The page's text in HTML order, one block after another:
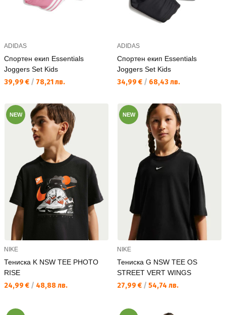
ADIDAS
Спортен екип Essentials
Joggers Set Kids
Текуща цена:
39,99 € / 78,21 лв.
ADIDAS
Спортен екип Essentials
Joggers Set Kids
Текуща цена:
34,99 € / 68,43 лв.
NEW
NIKE
Тениска K NSW TEE PHOTO
RISE
Текуща цена:
24,99 € / 48,88 лв.
NEW
NIKE
Тениска G NSW TEE OS
STREET VERT WINGS
Текуща цена:
27,99 € / 54,74 лв.